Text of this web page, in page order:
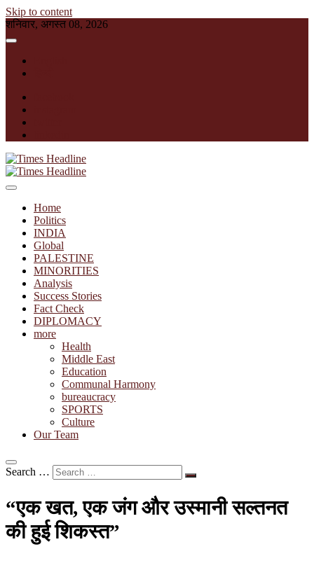
Skip to content
शनिवार, अगस्त 08, 2026
Times Headline
Home
Politics
INDIA
Global
PALESTINE
MINORITIES
Analysis
Success Stories
Fact Check
DIPLOMACY
more
Health
Middle East
Education
Communal Harmony
bureaucracy
SPORTS
Culture
Our Team
Search …
“एक खत, एक जंग और उस्मानी सल्तनत
की हुई शिकस्त”